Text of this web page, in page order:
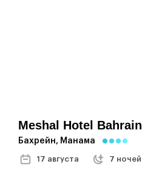
Meshal Hotel Bahrain
Бахрейн, Манама
17 августа 7 ночей